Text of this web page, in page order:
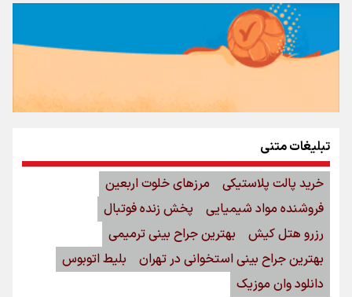
تبلیغات متنی
خرید پالت پلاستیکی
مرزهای خلوت اربعین
فروشنده مواد شیمیایی
پخش زنده فوتبال
رزرو هتل کیش
بهترین جراح بینی ترمیمی
بهترین جراح بینی استخوانی در تهران
بلیط اتوبوس
دانلود وان موزیک